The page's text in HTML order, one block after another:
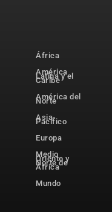
África
América
Latina y el
Caribe
América del
Norte
Asia-
Pacífico
Europa
Medio
Oriente y
Norte de
África
Mundo